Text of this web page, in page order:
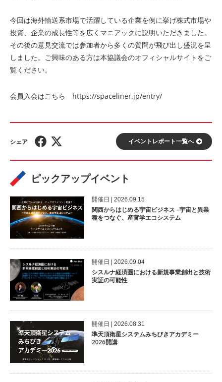
今回は海外輸送系市場で活躍している企業を例に挙げ株式市場や
投資、企業の成長性等を広くマニアックに説明いただきました。
その後の意見交流では参加者から多くの質問が飛び出し盛況を呈
しました。ご興味のある方は本協議会のオフィシャルサイトをご
覧ください。
会員入会はこちら https://spaceliner.jp/entry/
イベントレポート⼀覧へ
ピックアップイベント
開催⽇ | 2026.09.15
関西からはじめる宇宙ビジネス –宇宙と異業
種をつなぐ、産官学エコシステム
開催⽇ | 2026.09.04
シスルナ経済圏における新規事業創出と技術
実証の可能性
開催⽇ | 2026.08.31
準天頂衛星システムみちびきアカデミー
2026開講